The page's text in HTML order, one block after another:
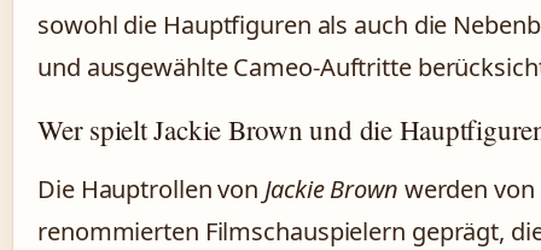
sowohl die Hauptfiguren als auch die
und ausgewählte Cameo-Auftritte
Wer spielt Jackie Brown und die
Die Hauptrollen von Jackie Brown werden von
renommierten Filmschauspielern geprägt,